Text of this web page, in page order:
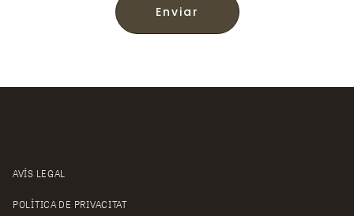
Enviar
AVÍS LEGAL
POLÍTICA DE PRIVACITAT